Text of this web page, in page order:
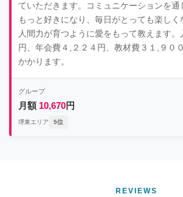
ていただきます。コミュニケーションを通
もっと好きになり、毎日がとっても楽しく
人間力が育つように愛をもって教えます。
円、年会費４,２２４円、教材費３１,９０
かかります。
グループ
月額 10,670円
堺東エリア 5位
REVIEWS